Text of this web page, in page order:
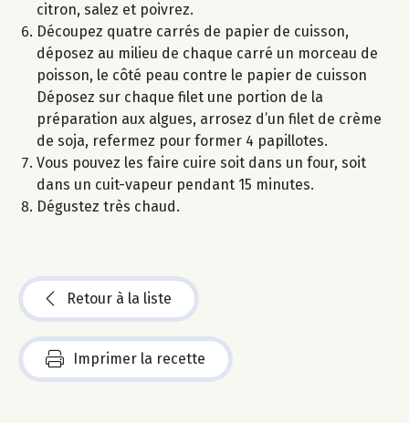
citron, salez et poivrez.
Découpez quatre carrés de papier de cuisson,
déposez au milieu de chaque carré un morceau de
poisson, le côté peau contre le papier de cuisson
Déposez sur chaque filet une portion de la
préparation aux algues, arrosez d’un filet de crème
de soja, refermez pour former 4 papillotes.
Vous pouvez les faire cuire soit dans un four, soit
dans un cuit-vapeur pendant 15 minutes.
Dégustez très chaud.
Retour à la liste
Imprimer la recette